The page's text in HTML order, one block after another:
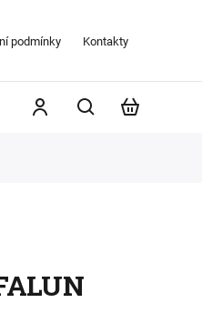
podmínky Kontakty
Kontakty